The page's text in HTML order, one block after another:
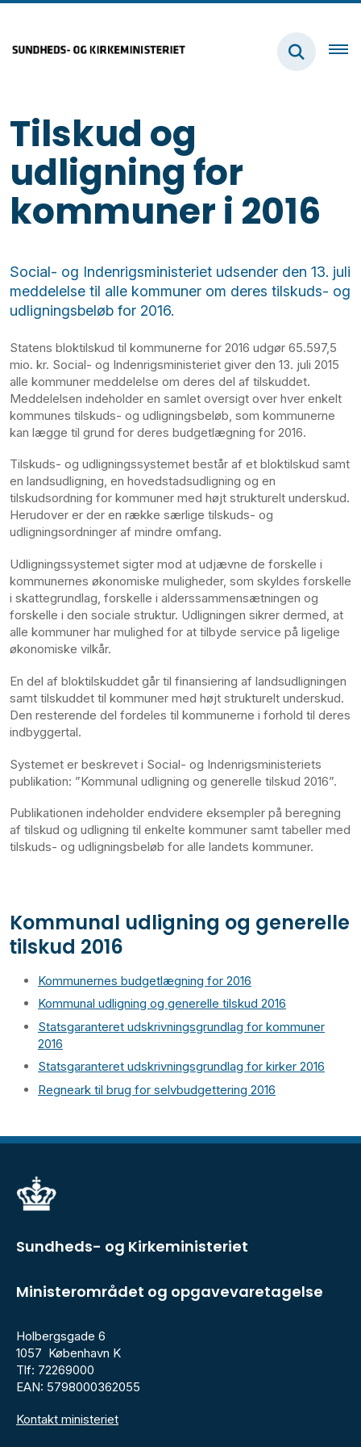
Tilskud og
udligning for
kommuner i 2016
Social- og Indenrigsministeriet udsender den 13. juli
meddelelse til alle kommuner om deres tilskuds- og
udligningsbeløb for 2016.
Statens bloktilskud til kommunerne for 2016 udgør 65.597,5
mio. kr. Social- og Indenrigsministeriet giver den 13. juli 2015
alle kommuner meddelelse om deres del af tilskuddet.
Meddelelsen indeholder en samlet oversigt over hver enkelt
kommunes tilskuds- og udligningsbeløb, som kommunerne
kan lægge til grund for deres budgetlægning for 2016.
Tilskuds- og udligningssystemet består af et bloktilskud samt
en landsudligning, en hovedstadsudligning og en
tilskudsordning for kommuner med højt strukturelt underskud.
Herudover er der en række særlige tilskuds- og
udligningsordninger af mindre omfang.
Udligningssystemet sigter mod at udjævne de forskelle i
kommunernes økonomiske muligheder, som skyldes forskelle
i skattegrundlag, forskelle i alderssammensætningen og
forskelle i den sociale struktur. Udligningen sikrer dermed, at
alle kommuner har mulighed for at tilbyde service på ligelige
økonomiske vilkår.
En del af bloktilskuddet går til finansiering af landsudligningen
samt tilskuddet til kommuner med højt strukturelt underskud.
Den resterende del fordeles til kommunerne i forhold til deres
indbyggertal.
Systemet er beskrevet i Social- og Indenrigsministeriets
publikation: ”Kommunal udligning og generelle tilskud 2016”.
Publikationen indeholder endvidere eksempler på beregning
af tilskud og udligning til enkelte kommuner samt tabeller med
tilskuds- og udligningsbeløb for alle landets kommuner.
Kommunal udligning og generelle
tilskud 2016
Kommunernes budgetlægning for 2016
Kommunal udligning og generelle tilskud 2016
Statsgaranteret udskrivningsgrundlag for kommuner
2016
Statsgaranteret udskrivningsgrundlag for kirker 2016
Regneark til brug for selvbudgettering 2016
Sundheds- og Kirkeministeriet
Ministerområdet og opgavevaretagelse
Holbergsgade 6
1057 København K
Tlf: 72269000
EAN: 5798000362055
Kontakt ministeriet